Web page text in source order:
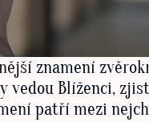
znamení
vedou Blíženci,
patří mezi